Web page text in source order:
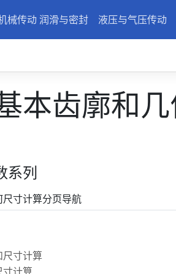
械传动 润滑与密封 液压与气压传动
本齿廓和
系列
寸计算分页导航
尺寸计算